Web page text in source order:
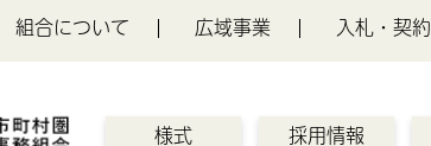
組合について 広域事業 入札・契約
様式 採用情報